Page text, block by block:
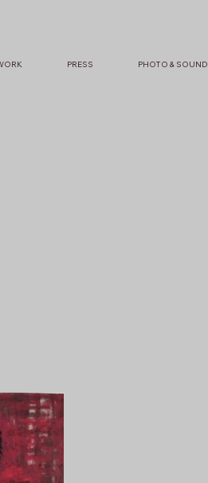
PRESS PHOTO & SOUND